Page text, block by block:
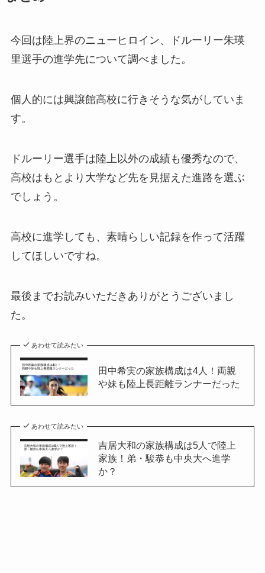
今回は陸上界のニューヒロイン、ドルーリー朱瑛
里選手の進学先について調べました。
個人的には興譲館高校に行きそうな気がしていま
す。
ドルーリー選手は陸上以外の成績も優秀なので、
高校はもとより大学など先を見据えた進路を選ぶ
でしょう。
高校に進学しても、素晴らしい記録を作って活躍
してほしいですね。
最後までお読みいただきありがとうございまし
た。
あわせて読みたい
田中希実の家族構成は4人！両親
や妹も陸上長距離ランナーだった
あわせて読みたい
吉居大和の家族構成は5人で陸上
家族！弟・駿恭も中央大へ進学
か？